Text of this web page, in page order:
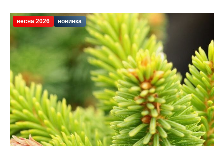
весна 2026 новинка